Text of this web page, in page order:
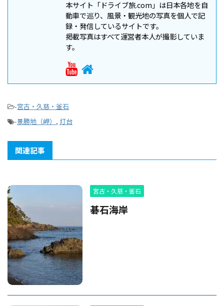
本サイト「ドライブ旅.com」は日本各地を自
動車で巡り、風景・観光地の写真を個人で記
録・発信しているサイトです。
掲載写真はすべて運営者本人が撮影していま
す。
-宮古・久慈・釜石
-景勝地（岬） , 灯台
関連記事
宮古・久慈・釜石
碁石海岸